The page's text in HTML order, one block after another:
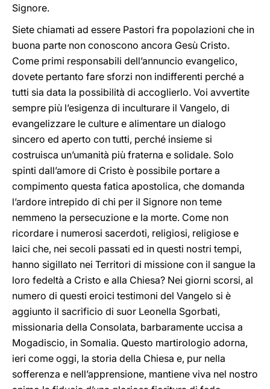
Signore.
Siete chiamati ad essere Pastori fra popolazioni che in
buona parte non conoscono ancora Gesù Cristo.
Come primi responsabili dell’annuncio evangelico,
dovete pertanto fare sforzi non indifferenti perché a
tutti sia data la possibilità di accoglierlo. Voi avvertite
sempre più l’esigenza di inculturare il Vangelo, di
evangelizzare le culture e alimentare un dialogo
sincero ed aperto con tutti, perché insieme si
costruisca un’umanità più fraterna e solidale. Solo
spinti dall’amore di Cristo è possibile portare a
compimento questa fatica apostolica, che domanda
l’ardore intrepido di chi per il Signore non teme
nemmeno la persecuzione e la morte. Come non
ricordare i numerosi sacerdoti, religiosi, religiose e
laici che, nei secoli passati ed in questi nostri tempi,
hanno sigillato nei Territori di missione con il sangue la
loro fedeltà a Cristo e alla Chiesa? Nei giorni scorsi, al
numero di questi eroici testimoni del Vangelo si è
aggiunto il sacrificio di suor Leonella Sgorbati,
missionaria della Consolata, barbaramente uccisa a
Mogadiscio, in Somalia. Questo martirologio adorna,
ieri come oggi, la storia della Chiesa e, pur nella
sofferenza e nell’apprensione, mantiene viva nel nostro